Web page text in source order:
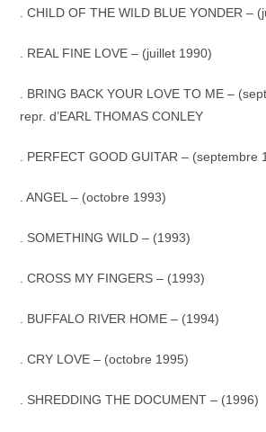
. CHILD OF THE WILD BLUE YONDER –
. REAL FINE LOVE – (juillet 1990)
. BRING BACK YOUR LOVE TO ME –
repr. d’EARL THOMAS CONLEY
. PERFECT GOOD GUITAR – (septembre
. ANGEL – (octobre 1993)
. SOMETHING WILD – (1993)
. CROSS MY FINGERS – (1993)
. BUFFALO RIVER HOME – (1994)
. CRY LOVE – (octobre 1995)
. SHREDDING THE DOCUMENT – (1996)